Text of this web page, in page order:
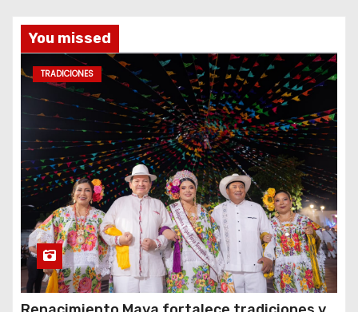
You missed
TRADICIONES